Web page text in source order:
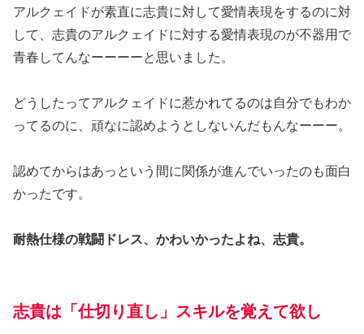
アルクェイドが素直に志貴に対して愛情表現をするのに対
して、志貴のアルクェイドに対する愛情表現のが不器用で
青春してんなーーーーと思いました。
どうしたってアルクェイドに惹かれてるのは自分でもわか
ってるのに、頑なに認めようとしないんだもんなーーー。
認めてからはあっという間に関係が進んでいったのも面白
かったです。
耐熱仕様の戦闘ドレス、かわいかったよね、志貴。
志貴は「仕切り直し」スキルを覚えて欲し